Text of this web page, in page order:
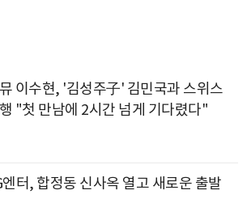
이수현, '김성주子' 김민국과 스위스
"첫 만남에 2시간 넘게 기다렸다"
엔터, 합정동 신사옥 열고 새로운 출발